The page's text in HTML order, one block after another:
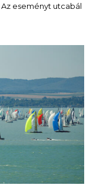
Az eseményt utcabál